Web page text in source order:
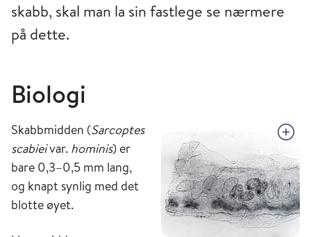
skabb, skal man la sin fastlege se nærmere
på dette.
Biologi
Skabbmidden (Sarcoptes
scabieivar. hominis) er
bare 0,3–0,5 mm lang,
og knapt synlig med det
blotte øyet.